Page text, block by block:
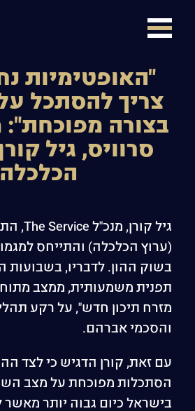
"האופטימיות
צריך להסתכל
בצורה מפוכחת":
סרוויס, גיל
הכלכלה
(ערוץ הכלכלה) והתייחס
בשוק ההון. לדבריו, בשבועות
תפנית משמעותית, ממצב
מזרח תיכון חדש", על רקע
והסכמי אברהם.
עם זאת, קורן הדגיש כי לצד
הסתכלות מפוכחת על מצב
בישראל כיום גבוה יותר מאשר